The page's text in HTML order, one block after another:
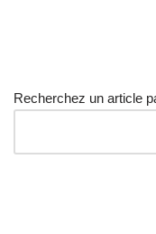
Recherchez un article